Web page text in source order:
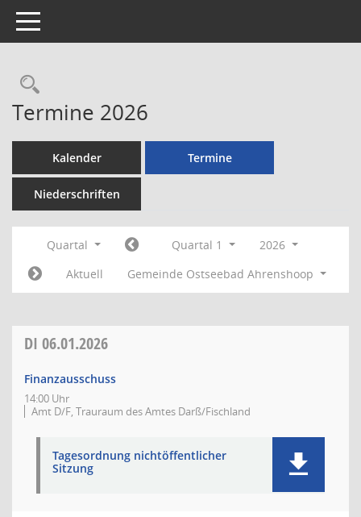
Toggle navigation
Rechercheauswahl
Termine 2026
Kalender Termine
Niederschriften
Quartal Quartal 1
2026
Aktuell
Gemeinde Ostseebad Ahrenshoop
DI 06.01.2026
Finanzausschuss
14:00 Uhr
Amt D/F, Trauraum des Amtes Darß/Fischland
Tagesordnung nichtöffentlicher
Sitzung